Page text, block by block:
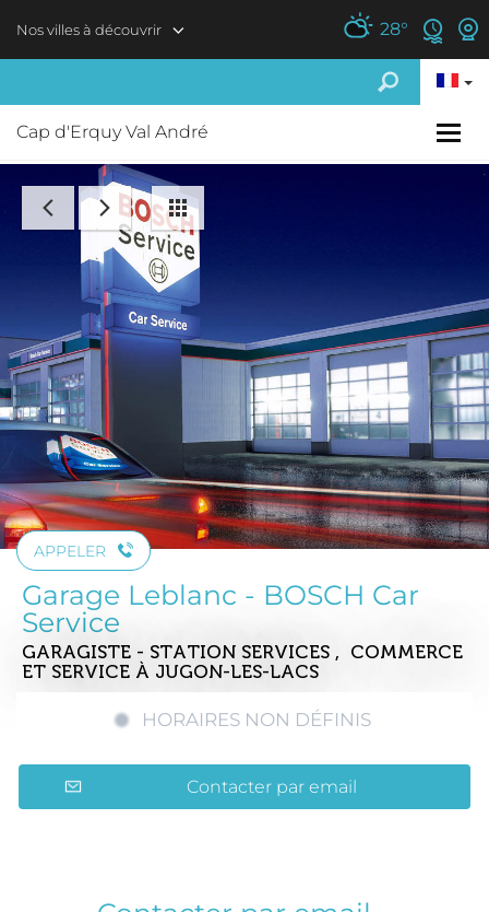
Nos villes à découvrir 28°
Cap d'Erquy Val André
APPELER
Garage Leblanc - BOSCH Car
Service
GARAGISTE - STATION SERVICES , COMMERCE
ET SERVICE À JUGON-LES-LACS
HORAIRES NON DÉFINIS
Contacter par email